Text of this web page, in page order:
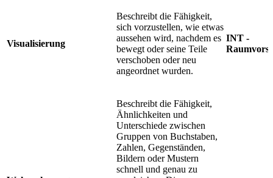
Visualisierung
Beschreibt die Fähigkeit,
sich vorzustellen, wie etwas
aussehen wird, nachdem es
bewegt oder seine Teile
verschoben oder neu
angeordnet wurden.
INT -
Beschreibt die Fähigkeit,
Ähnlichkeiten und
Unterschiede zwischen
Gruppen von Buchstaben,
Zahlen, Gegenständen,
Bildern oder Mustern
schnell und genau zu